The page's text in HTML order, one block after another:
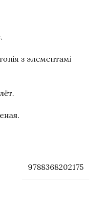
з элементамі
9788368202175